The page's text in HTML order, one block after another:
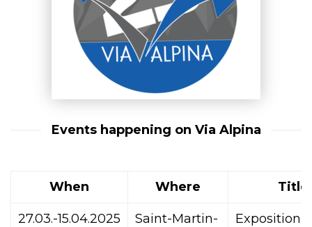
Events happening on Via Alpina
When Where Title
27.03.-15.04.2025
Saint-Martin-
Exposition